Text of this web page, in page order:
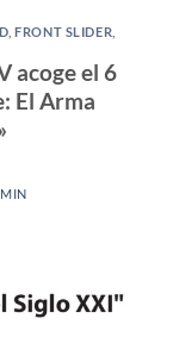
,FRONT SLIDER
acoge el 6
El Arma